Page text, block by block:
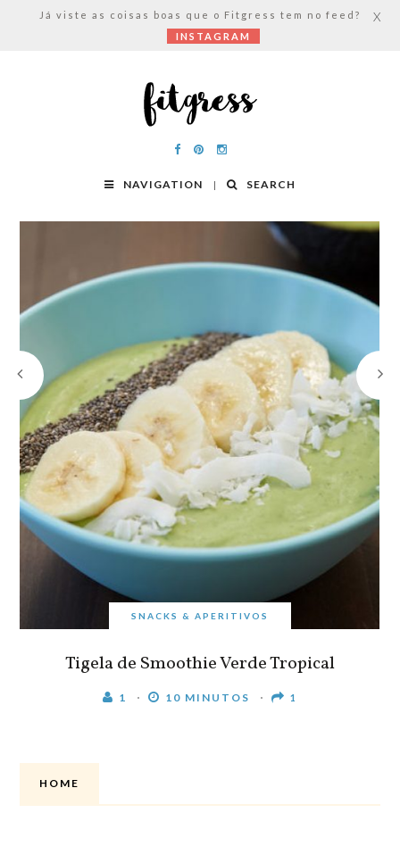
NAVIGATION SEARCH
SNACKS & APERITIVOS
Tigela de Smoothie Verde Tropical
1 10 MINUTOS 1
HOME
Já viste as coisas boas que o Fitgress tem no feed?
INSTAGRAM
X